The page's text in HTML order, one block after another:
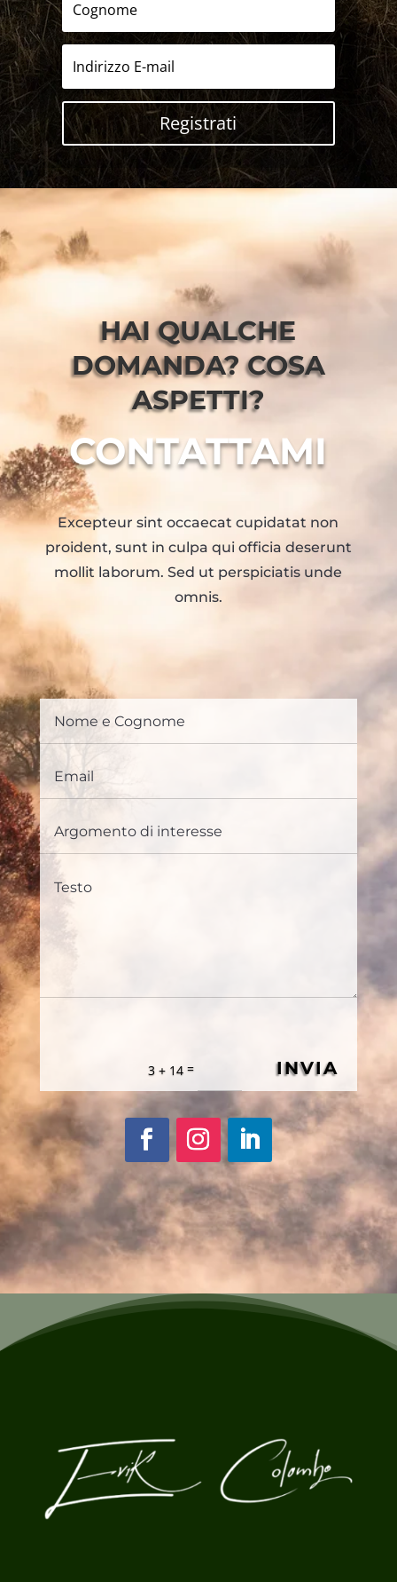
Registrati
HAI QUALCHE
DOMANDA? COSA
ASPETTI?
CONTATTAMI
Excepteur sint occaecat cupidatat non
proident, sunt in culpa qui officia deserunt
mollit laborum. Sed ut perspiciatis unde
omnis.
3 + 14 = INVIA